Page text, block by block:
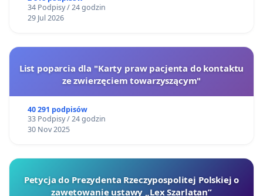
34 Podpisy / 24 godzin
29 Jul 2026
List poparcia dla "Karty praw pacjenta do kontaktu
ze zwierzęciem towarzyszącym"
40 291 podpisów
33 Podpisy / 24 godzin
30 Nov 2025
Petycja do Prezydenta Rzeczypospolitej Polskiej o
zawetowanie ustawy „Lex Szarlatan”